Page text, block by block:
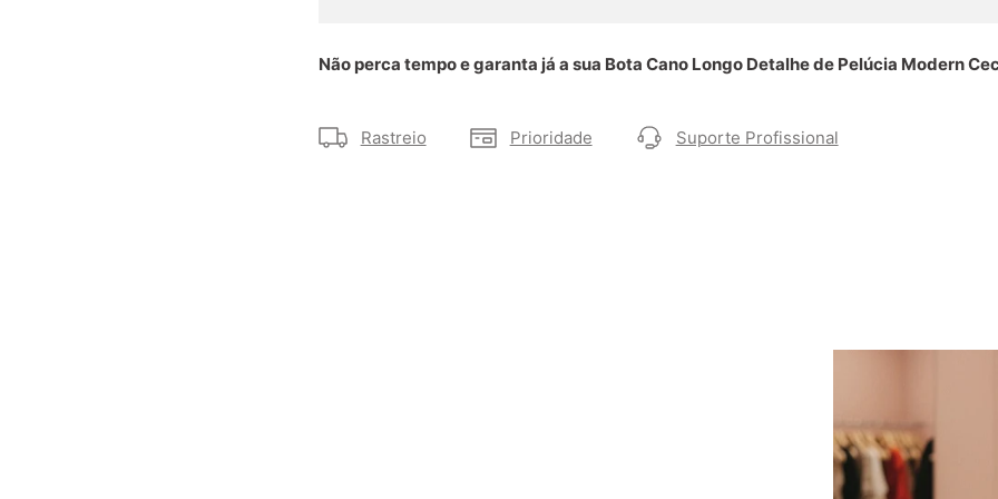
Não perca tempo e garanta já a sua Bota Cano Longo Detalhe de Pelúcia Modern
Rastreio Prioridade Suporte Profissional